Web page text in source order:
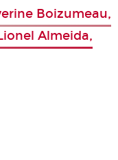
Boizumeau,
Almeida,